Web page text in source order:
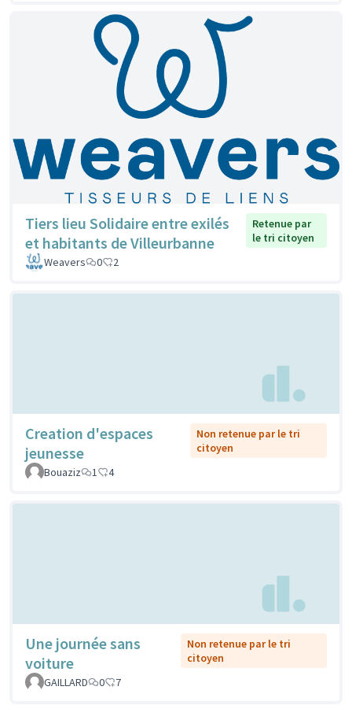
Tiers lieu Solidaire entre exilés
et habitants de Villeurbanne
Retenue par
le tri citoyen
Weavers
0 2
Creation d'espaces
jeunesse
Non retenue par le tri
citoyen
Bouaziz
1 4
Une journée sans
voiture
Non retenue par le tri
citoyen
GAILLARD
0 7